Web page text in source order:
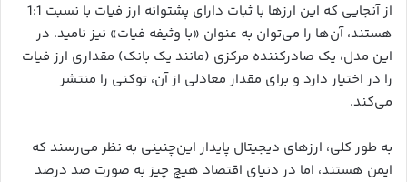
از آنجایی که این ارزها با ثبات دارای پشتوانه ارز فیات با نسبت 1:1
هستند، آن‌ها را می‌توان به عنوان «با وثیفه فیات» نیز نامید. در
این مدل، یک صادرکننده مرکزی (مانند یک بانک) مقداری ارز فیات
را در اختیار دارد و برای مقدار معادلی از آن، توکنی را منتشر
می‌کند.
به طور کلی، ارزهای دیجیتال پایدار این‌چنینی به نظر می‌رسند که
ایمن هستند، اما در دنیای اقتصاد هیچ چیز به صورت صد درصد